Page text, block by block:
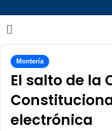
Montería
El salto de la
electrónica